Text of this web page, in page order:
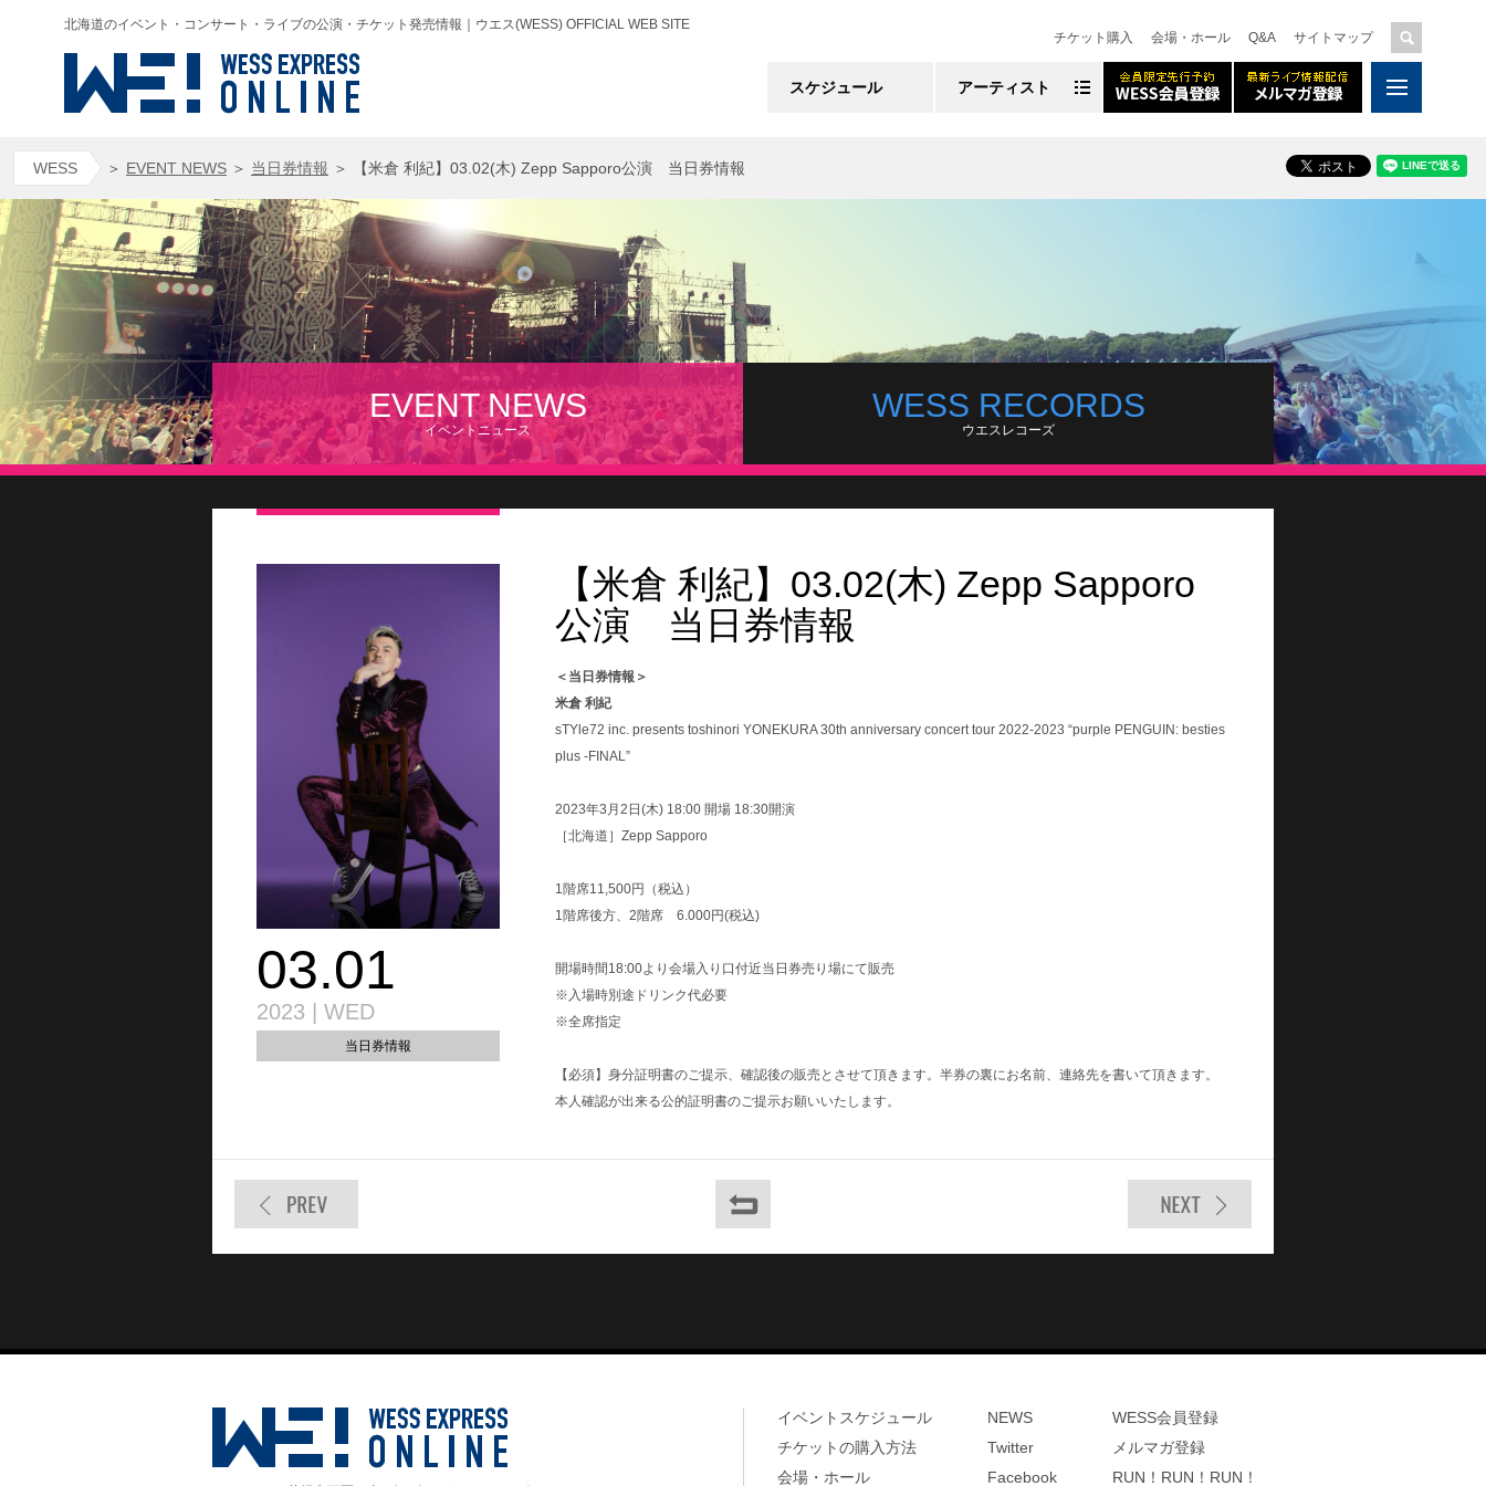
北海道のイベント・コンサート・ライブの公演・チケット発売情報｜ウエス(WESS) OFFICIAL WEB SITE
チケット購入
会場・ホール Q&A サイトマップ
スケジュール アーティスト
WESS ＞ EVENT NEWS ＞ 当日券情報 ＞ 【米倉 利紀】03.02(木) Zepp Sapporo公演 当日券情報
EVENT NEWS
イベントニュース
WESS RECORDS
ウエスレコーズ
03.01
2023 | WED
当日券情報
【米倉 利紀】03.02(木) Zepp Sapporo
公演 当日券情報
＜当日券情報＞
米倉 利紀
sTYle72 inc. presents toshinori YONEKURA 30th anniversary concert tour 2022-2023 “purple PENGUIN: besties
plus -FINAL”
2023年3月2日(木) 18:00 開場 18:30開演
［北海道］Zepp Sapporo
1階席11,500円（税込）
1階席後方、2階席 6.000円(税込)
開場時間18:00より会場入り口付近当日券売り場にて販売
※入場時別途ドリンク代必要
※全席指定
【必須】身分証明書のご提示、確認後の販売とさせて頂きます。半券の裏にお名前、連絡先を書いて頂きます。
本人確認が出来る公的証明書のご提示お願いいたします。
イベントスケジュール
チケットの購入方法
会場・ホール
NEWS
Twitter
Facebook
WESS会員登録
メルマガ登録
RUN！RUN！RUN！